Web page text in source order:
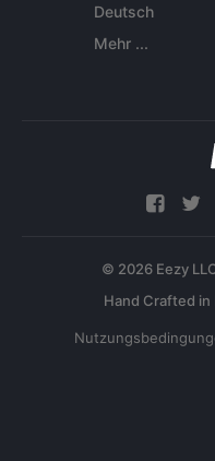
Deutsch
Mehr ...
© 2026 Eezy